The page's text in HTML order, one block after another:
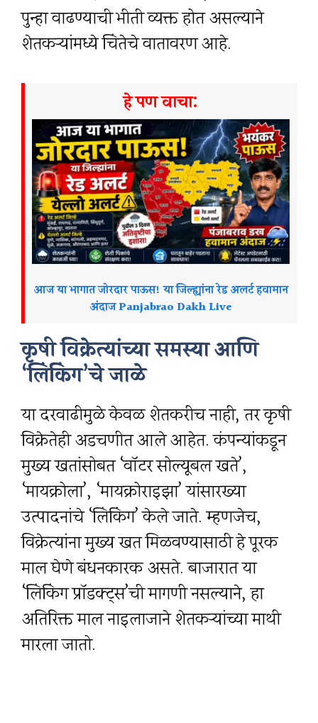
पुन्हा वाढण्याची भीती व्यक्त होत असल्याने
शेतकऱ्यांमध्ये चिंतेचे वातावरण आहे.
हे पण वाचा:
आज या भागात जोरदार पाऊस! या जिल्ह्यांना रेड अलर्ट हवामान
अंदाज Panjabrao Dakh Live
कृषी विक्रेत्यांच्या समस्या आणि
‘लिंकिंग’चे जाळे
या दरवाढीमुळे केवळ शेतकरीच नाही, तर कृषी
विक्रेतेही अडचणीत आले आहेत. कंपन्यांकडून
मुख्य खतांसोबत ‘वॉटर सोल्यूबल खते’,
‘मायक्रोला’, ‘मायक्रोराइझा’ यांसारख्या
उत्पादनांचे ‘लिंकिंग’ केले जाते. म्हणजेच,
विक्रेत्यांना मुख्य खत मिळवण्यासाठी हे पूरक
माल घेणे बंधनकारक असते. बाजारात या
‘लिंकिंग प्रॉडक्ट्स’ची मागणी नसल्याने, हा
अतिरिक्त माल नाइलाजाने शेतकऱ्यांच्या माथी
मारला जातो.